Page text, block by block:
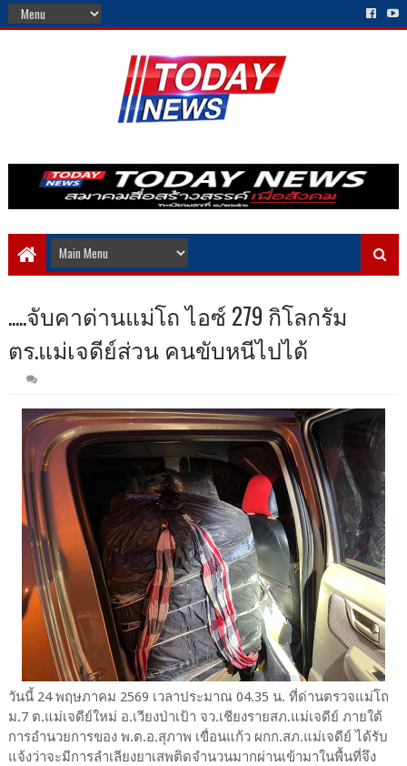
.....จับคาด่านแม่โถ ไอซ์ 279 กิโลกรัม
ตร.แม่เจดีย์ส่วน คนขับหนีไปได้
วันนี้ 24 พฤษภาคม 2569 เวลาประมาณ 04.35 น. ที่ด่านตรวจแม่โถ
ม.7 ต.แม่เจดีย์ใหม่ อ.เวียงป่าเป้า จว.เชียงรายสภ.แม่เจดีย์ ภายใต้
การอำนวยการของ พ.ต.อ.สุภาพ เขื่อนแก้ว ผกก.สภ.แม่เจดีย์ ได้รับ
แจ้งว่าจะมีการลำเลียงยาเสพติดจำนวนมากผ่านเข้ามาในพื้นที่จึง